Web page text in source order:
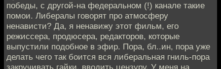
победы, с другой-на федеральном (!) канале такие
помои. Либералы говорят про атмосферу
ненависти? Да, я ненавижу этот фильм, его
режиссера, продюсера, редакторов, которые
выпустили подобное в эфир. Пора, бл..ин, пора уже
делать чего так боится вся либеральная гниль-пора